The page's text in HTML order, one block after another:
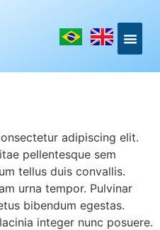
adipiscing elit.
pellentesque sem
tellus duis convallis.
urna tempor. Pulvinar
bibendum egestas.
integer nunc posuere.